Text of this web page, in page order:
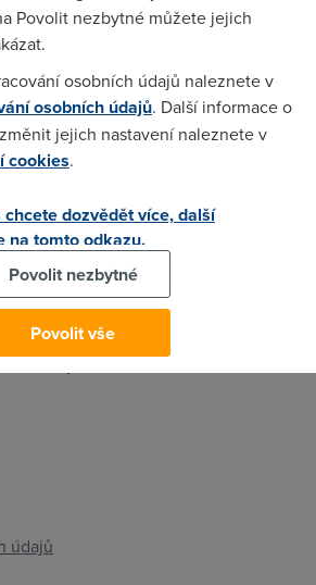
se o tom dalo uvazovat, musite bydlet
otázky
údajů
Povolit nezbytné můžete jejich
osobních údajů naleznete v
osobních údajů. Další informace o
jejich nastavení naleznete v
cookies.
dozvědět více, další
na tomto odkazu.
Povolit nezbytné
Povolit vše